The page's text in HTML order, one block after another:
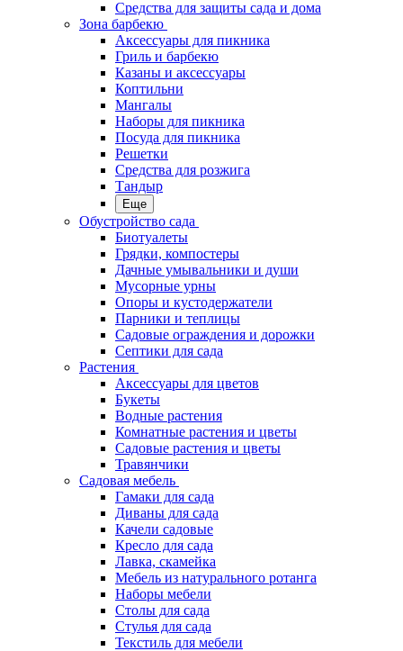
Средства для защиты сада и дома
Зона барбекю
Аксессуары для пикника
Гриль и барбекю
Казаны и аксессуары
Коптильни
Мангалы
Наборы для пикника
Посуда для пикника
Решетки
Средства для розжига
Тандыр
Еще
Обустройство сада
Биотуалеты
Грядки, компостеры
Дачные умывальники и души
Мусорные урны
Опоры и кустодержатели
Парники и теплицы
Садовые ограждения и дорожки
Септики для сада
Растения
Аксессуары для цветов
Букеты
Водные растения
Комнатные растения и цветы
Садовые растения и цветы
Травянчики
Садовая мебель
Гамаки для сада
Диваны для сада
Качели садовые
Кресло для сада
Лавка, скамейка
Мебель из натурального ротанга
Наборы мебели
Столы для сада
Стулья для сада
Текстиль для мебели